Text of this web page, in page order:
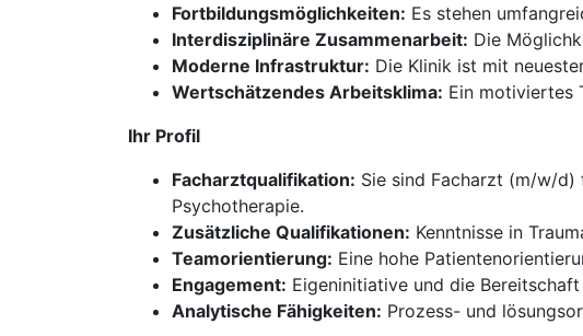
Fortbildungsmöglichkeiten: Es stehen
Interdisziplinäre Zusammenarbeit: Die
Moderne Infrastruktur: Die Klinik ist mit
Wertschätzendes Arbeitsklima: Ein motiviertes
Ihr Profil
Facharztqualifikation: Sie sind Facharzt (m/w/
Psychotherapie.
Zusätzliche Qualifikationen: Kenntnisse in
Teamorientierung: Eine hohe
Engagement: Eigeninitiative und die
Analytische Fähigkeiten: Prozess- und